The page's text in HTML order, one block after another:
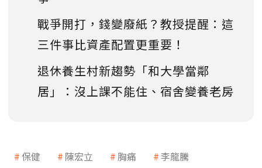
戰爭開打，錢變廢紙？教授提醒：這
三件事比資產配置更重要！
退休養生村新趨勢「和大學當鄰
居」：沒上課不能住、宿舍變養老房
保健 陳宏立 胸痛 李龍騰